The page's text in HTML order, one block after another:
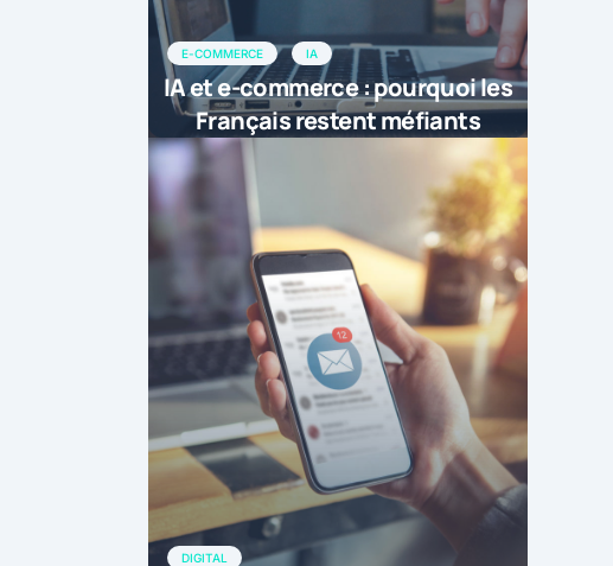
E-COMMERCE IA
IA et e-commerce : pourquoi les
Français restent méfiants
DIGITAL